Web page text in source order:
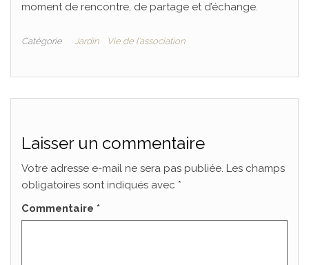
moment de rencontre, de partage et d’échange.
Catégorie Jardin Vie de l'association
Laisser un commentaire
Votre adresse e-mail ne sera pas publiée. Les champs
obligatoires sont indiqués avec *
Commentaire *